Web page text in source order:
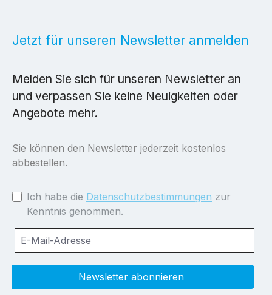
Jetzt für unseren Newsletter anmelden
Melden Sie sich für unseren Newsletter an
und verpassen Sie keine Neuigkeiten oder
Angebote mehr.
Sie können den Newsletter jederzeit kostenlos
abbestellen.
Ich habe die Datenschutzbestimmungen zur
Kenntnis genommen.
Newsletter abonnieren